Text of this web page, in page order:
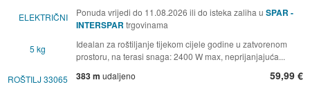
Ponuda vrijedi do 11.08.2026 ili do isteka zaliha u SPAR -
INTERSPAR trgovinama
Idealan za roštiljanje tijekom cijele godine u zatvorenom
prostoru, na terasi snaga: 2400 W max, neprijanjajuća...
383 m udaljeno 59,99 €